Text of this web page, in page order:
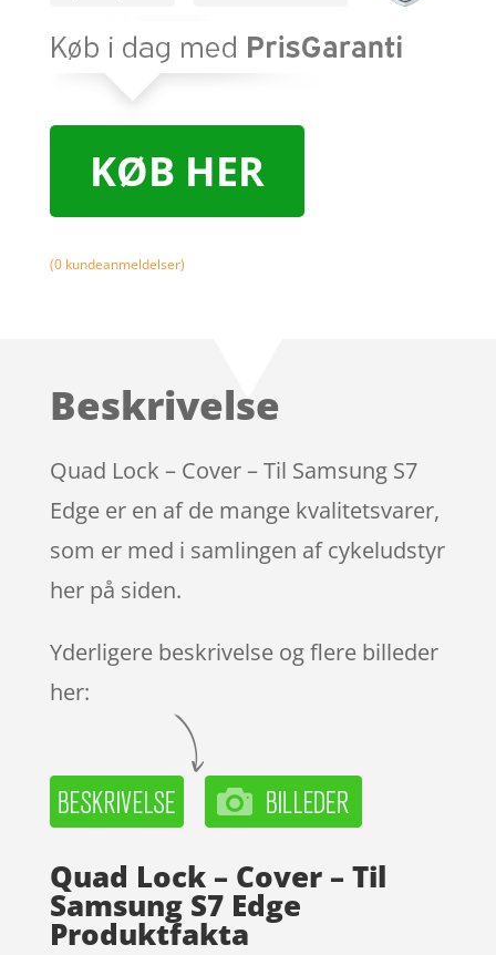
KØB HER
(0kundeanmeldelser)
Beskrivelse
Quad Lock – Cover – Til Samsung S7
Edge er en af de mange kvalitetsvarer,
som er med i samlingen af cykeludstyr
her på siden.
Yderligere beskrivelse og flere billeder
her:
Quad Lock – Cover – Til
Samsung S7 Edge
Produktfakta